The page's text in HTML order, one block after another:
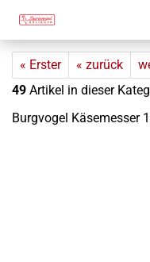
« Erster « zurück
49 Artikel in dieser
Burg­vo­gel Kä­se­mes­ser